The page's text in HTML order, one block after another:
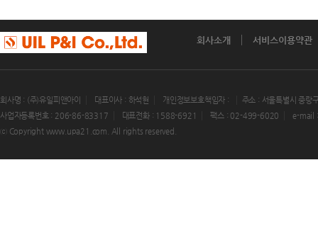
회사소개 서비스이용약관
회사명 : (주)유일피앤아이 대표이사 : 하석현 개인정보보호책임자 :
주소 : 서울특별시 중
사업자등록번호 : 206-86-83317
대표전화 : 1588-6921 팩스 : 02-499-6020
e-mail
ⓒ Copyright www.upa21.com. All rights reserved.